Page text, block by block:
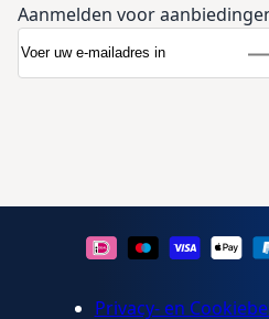
Aanmelden voor
Nieuwsbrief
Privacy- en